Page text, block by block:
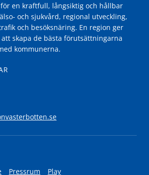
en kraftfull, långsiktig och hållbar
och sjukvård, regional utveckling,
och besöksnäring. En region ger
skapa de bästa förutsättningarna
kommunerna.
Pressrum Play